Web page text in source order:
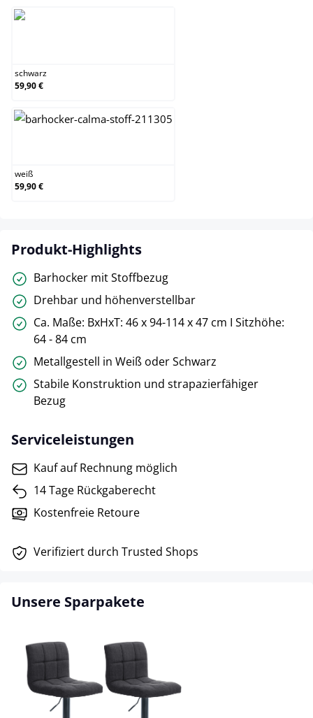
schwarz
59,90 €
weiß
59,90 €
Produkt-Highlights
Barhocker mit Stoffbezug
Drehbar und höhenverstellbar
Ca. Maße: BxHxT: 46 x 94-114 x 47 cm I Sitzhöhe:
64 - 84 cm
Metallgestell in Weiß oder Schwarz
Stabile Konstruktion und strapazierfähiger
Bezug
Serviceleistungen
Kauf auf Rechnung möglich
14 Tage Rückgaberecht
Kostenfreie Retoure
Verifiziert durch Trusted Shops
Unsere Sparpakete